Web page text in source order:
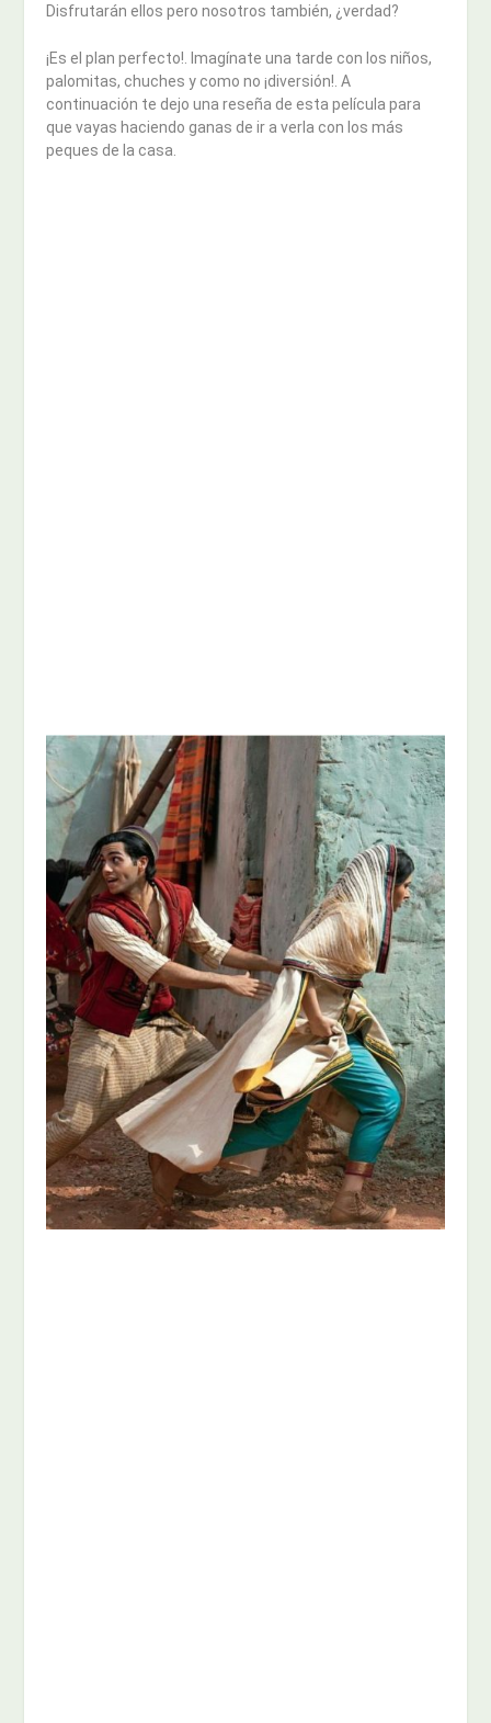
Disfrutarán ellos pero nosotros también, ¿verdad?
¡Es el plan perfecto!. Imagínate una tarde con los niños,
palomitas, chuches y como no ¡diversión!. A
continuación te dejo una reseña de esta película para
que vayas haciendo ganas de ir a verla con los más
peques de la casa.